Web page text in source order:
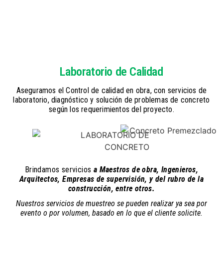
Laboratorio de Calidad
Aseguramos el Control de calidad en obra, con servicios de
laboratorio, diagnóstico y solución de problemas de concreto
según los requerimientos del proyecto.
Brindamos servicios a Maestros de obra, Ingenieros,
Arquitectos, Empresas de supervisión, y del rubro de la
construcción, entre otros.
Nuestros servicios de muestreo se pueden realizar ya sea por
evento o por volumen, basado en lo que el cliente solicite.